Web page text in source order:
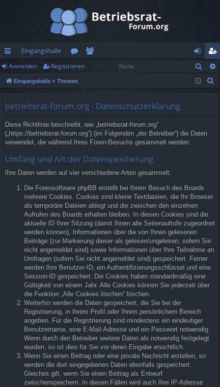
ch
ne
rif
Eingangshalle
or
en
n
m
n
eg
ist
Anmelden Registrieren
Eingangshalle Themen
betriebsrat-forum.org - Datenschutzerklärung
Diese Richtlinie beschreibt, wie „betriebsrat-forum.org“
(„https://betriebsrat-forum.org“) (im Folgenden „der Betreiber“) die Daten
verwendet, die während Ihres Foren-Besuchs gesammelt werden.
Umfang und Art der Datenspeicherung
Ihre Daten werden auf vier verschiedene Arten gesammelt:
Die Forensoftware phpBB erstellt bei Ihrem Besuch des Boards
mehrere Cookies. Cookies sind kleine Textdateien, die Ihr Browser
als temporäre Dateien ablegt und die zwischen den einzelnen
Aufrufen des Boards erhalten bleiben. In diesen Cookies sind die
aktuelle ID Ihrer Sitzung (damit Ihnen alle Seitenaufrufe zugeordnet
werden können), Informationen über die von Ihnen gelesenen
Beiträge (zur Markierung dieser als gelesen/ungelesen; sofern Sie
nicht angemeldet sind) sowie Informationen über Ihre Teilnahme an
Umfragen (sofern Sie nicht angemeldet sind) gespeichert. Ferner
werden Ihre Benutzer-ID, ein Authentifizierungsschlüssel und eine
Session-ID gespeichert. Die Cookies haben standardmäßig eine
Gültigkeit von einem Jahr. Alle Cookies können Sie jederzeit über
die Funktion „Alle Cookies löschen“ löschen.
Weiterhin werden die Daten gespeichert, die Sie bei der
Registrierung, in Ihrem Profil oder Ihrem persönlichem Bereich
angeben. Für die Registrierung sind mindestens ein eindeutiger
Benutzername, eine E-Mail-Adresse und ein Passwort notwendig.
Wenn durch den Betreiber weitere Daten als notwendig festgelegt
wurden, so ist dies für Sie vor deren Eingabe ersichtlich.
Wenn Sie einen Beitrag oder eine private Nachricht erstellen, so
werden die dort eingegebenen Daten ebenfalls gespeichert.
Gleiches gilt, wenn Sie einen Beitrag als Entwurf
zwischenspeichern. In diesen Fällen wird auch Ihre IP-Adresse